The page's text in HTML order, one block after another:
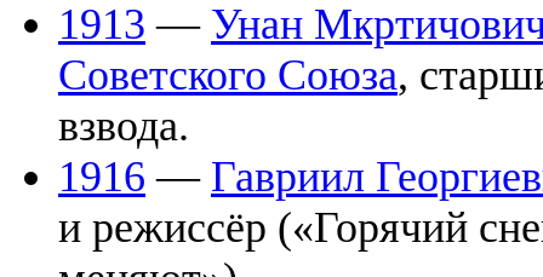
1913 — Унан
Советского Союза,
взвода.
1916 — Гавриил
и режиссёр («Горячий